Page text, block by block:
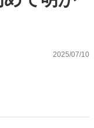
ているのが悲しい」
2025/07/10